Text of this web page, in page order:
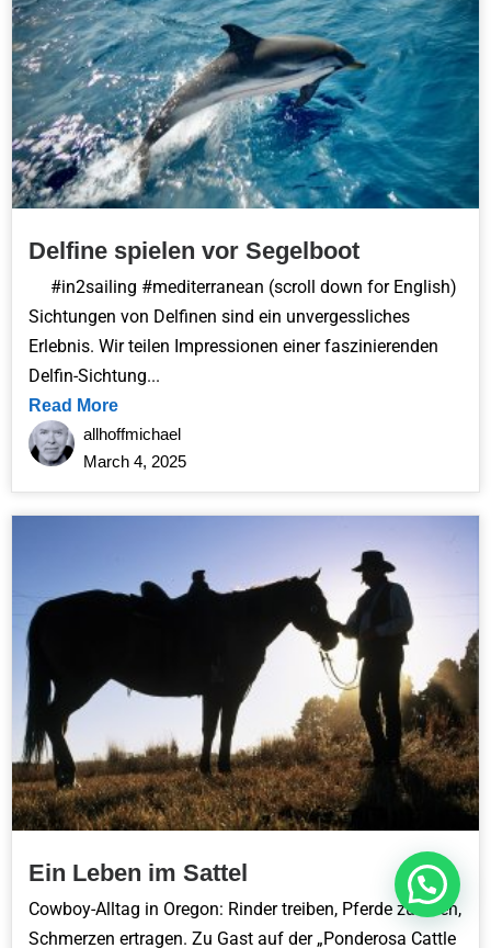
Delfine spielen vor Segelboot
#in2sailing #mediterranean (scroll down for English)
Sichtungen von Delfinen sind ein unvergessliches
Erlebnis. Wir teilen Impressionen einer faszinierenden
Delfin-Sichtung...
Read More
allhoffmichael
March 4, 2025
Ein Leben im Sattel
Cowboy-Alltag in Oregon: Rinder treiben, Pferde zureiten,
Schmerzen ertragen. Zu Gast auf der „Ponderosa Cattle